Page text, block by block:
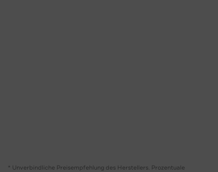
* Unverbindliche Preisempfehlung des Herstellers. Prozentuale